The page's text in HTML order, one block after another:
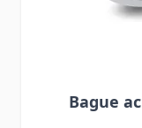
Bague